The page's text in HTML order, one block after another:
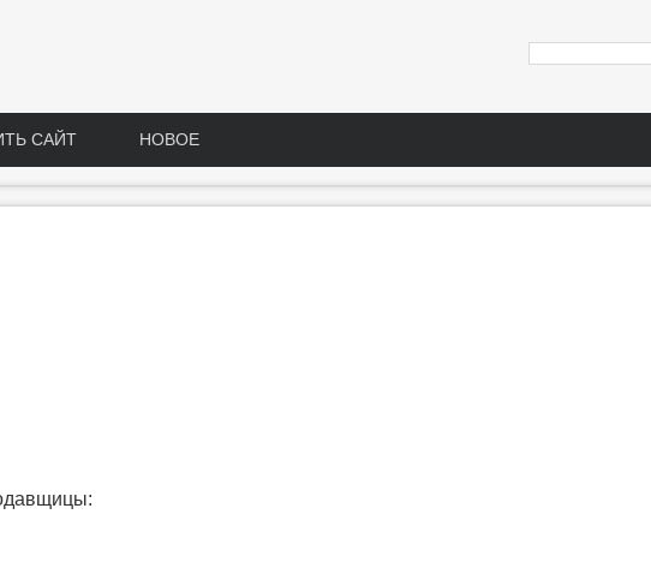
САЙТ НОВОЕ